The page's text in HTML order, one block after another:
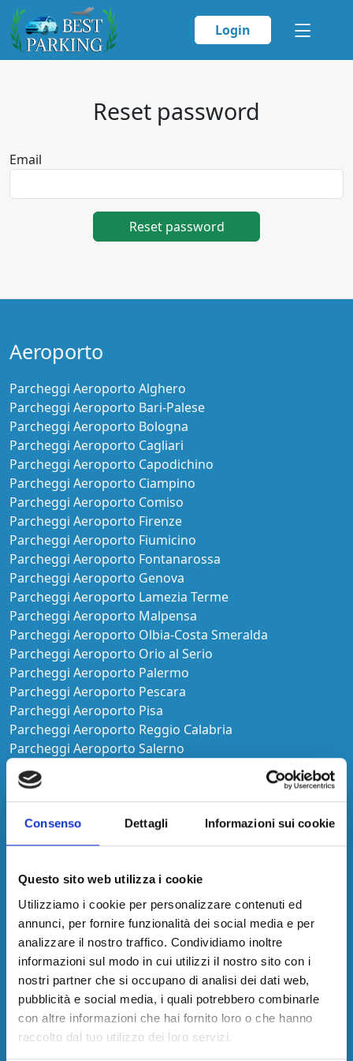
Consenso Dettagli Informazioni sui cookie
Questo sito web utilizza i cookie
Utilizziamo i cookie per personalizzare contenuti ed
annunci, per fornire funzionalità dei social media e per
analizzare il nostro traffico. Condividiamo inoltre
informazioni sul modo in cui utilizzi il nostro sito con i
nostri partner che si occupano di analisi dei dati web,
pubblicità e social media, i quali potrebbero combinarle
con altre informazioni che hai fornito loro o che hanno
raccolto dal tuo utilizzo dei loro servizi.
Login
Reset password
Email
Reset password
Aeroporto
Parcheggi Aeroporto Alghero
Parcheggi Aeroporto Bari-Palese
Parcheggi Aeroporto Bologna
Parcheggi Aeroporto Cagliari
Parcheggi Aeroporto Capodichino
Parcheggi Aeroporto Ciampino
Parcheggi Aeroporto Comiso
Parcheggi Aeroporto Firenze
Parcheggi Aeroporto Fiumicino
Parcheggi Aeroporto Fontanarossa
Parcheggi Aeroporto Genova
Parcheggi Aeroporto Lamezia Terme
Parcheggi Aeroporto Malpensa
Parcheggi Aeroporto Olbia-Costa Smeralda
Parcheggi Aeroporto Orio al Serio
Parcheggi Aeroporto Palermo
Parcheggi Aeroporto Pescara
Parcheggi Aeroporto Pisa
Parcheggi Aeroporto Reggio Calabria
Parcheggi Aeroporto Salerno
Parcheggi Aeroporto Torino
Parcheggi Aeroporto Trapani
Città
Parcheggi Caserta
Parcheggi Catania
Parcheggi Genova
Parcheggi Napoli
Parcheggi Roma
Parcheggi Rosarno
Parcheggi Salerno
Parcheggi Torino
Parcheggi Venezia